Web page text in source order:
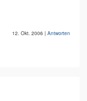
12. Okt. 2006 | Antworten